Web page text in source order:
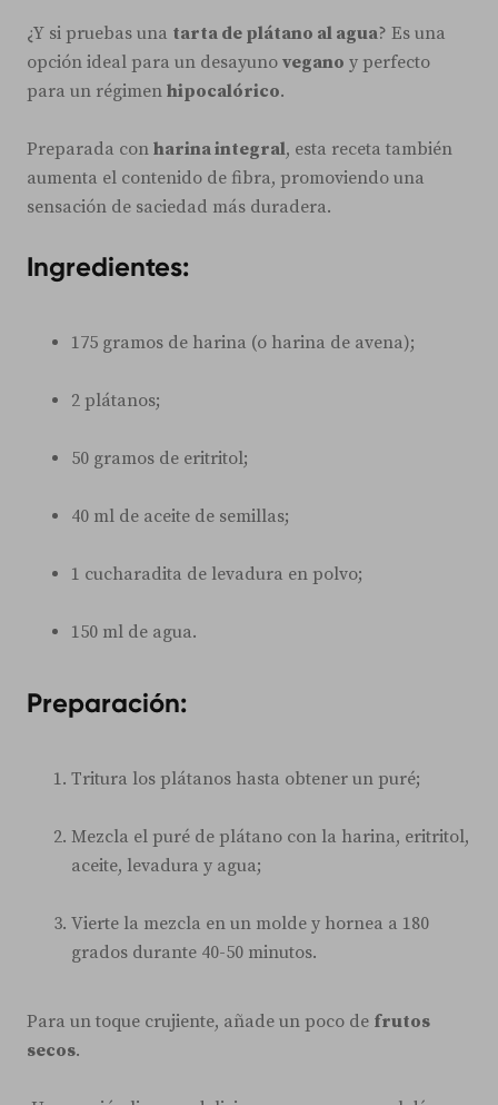
¿Y si pruebas una tarta de plátano al agua? Es una
opción ideal para un desayuno vegano y perfecto
para un régimen hipocalórico.
Preparada con harina integral, esta receta también
aumenta el contenido de fibra, promoviendo una
sensación de saciedad más duradera.
Ingredientes:
175 gramos de harina (o harina de avena);
2 plátanos;
50 gramos de eritritol;
40 ml de aceite de semillas;
1 cucharadita de levadura en polvo;
150 ml de agua.
Preparación:
Tritura los plátanos hasta obtener un puré;
Mezcla el puré de plátano con la harina, eritritol,
aceite, levadura y agua;
Vierte la mezcla en un molde y hornea a 180
grados durante 40-50 minutos.
Para un toque crujiente, añade un poco de frutos
secos.